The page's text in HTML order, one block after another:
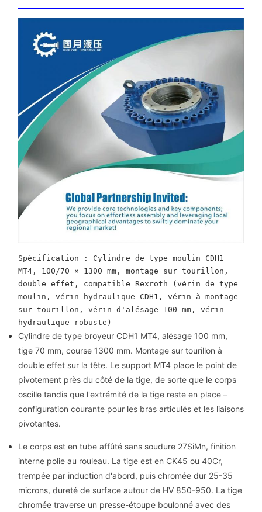
Spécification : Cylindre de type moulin CDH1
MT4, 100/70 × 1300 mm, montage sur tourillon,
double effet, compatible Rexroth (vérin de type
moulin, vérin hydraulique CDH1, vérin à montage
sur tourillon, vérin d'alésage 100 mm, vérin
hydraulique robuste)
Cylindre de type broyeur CDH1 MT4, alésage 100 mm,
tige 70 mm, course 1300 mm. Montage sur tourillon à
double effet sur la tête. Le support MT4 place le point de
pivotement près du côté de la tige, de sorte que le corps
oscille tandis que l'extrémité de la tige reste en place –
configuration courante pour les bras articulés et les liaisons
pivotantes.
Le corps est en tube affûté sans soudure 27SiMn, finition
interne polie au rouleau. La tige est en CK45 ou 40Cr,
trempée par induction d'abord, puis chromée dur 25-35
microns, dureté de surface autour de HV 850-950. La tige
chromée traverse un presse-étoupe boulonné avec des